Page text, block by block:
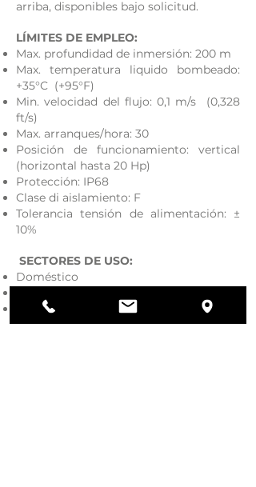
arriba, disponibles bajo solicitud.
LÍMITES DE EMPLEO:
Max. profundidad de inmersión: 200 m
Max. temperatura liquido bombeado:
+35°C (+95°F)
Min. velocidad del flujo: 0,1 m/s (0,328
ft/s)
Max. arranques/hora: 30
Posición de funcionamiento: vertical
(horizontal hasta 20 Hp)
Protección: IP68
Clase di aislamiento: F
Tolerancia tensión de alimentación: ±
10%
SECTORES DE USO:
Doméstico
Industrial